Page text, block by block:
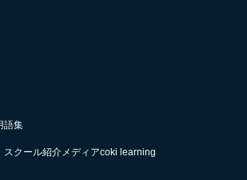
語集
スクール紹介メディアcoki learning